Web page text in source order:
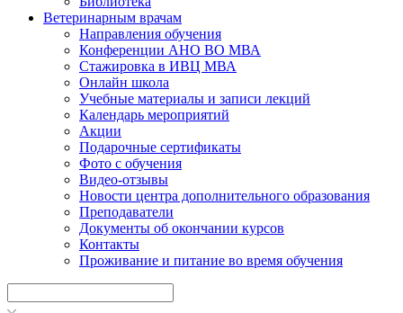
Ветеринарным врачам
Направления обучения
Конференции АНО ВО МВА
Стажировка в ИВЦ МВА
Онлайн школа
Учебные материалы и записи лекций
Календарь мероприятий
Акции
Подарочные сертификаты
Фото с обучения
Видео-отзывы
Новости центра дополнительного образования
Преподаватели
Документы об окончании курсов
Контакты
Проживание и питание во время обучения